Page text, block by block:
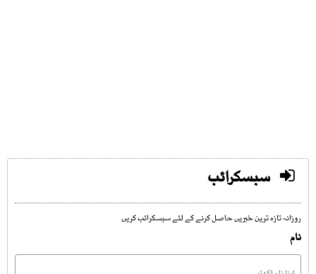
سبسکرائب
روزانہ تازہ ترین خبریں حاصل کرنے کے لئے سبسکرائب کریں
نام